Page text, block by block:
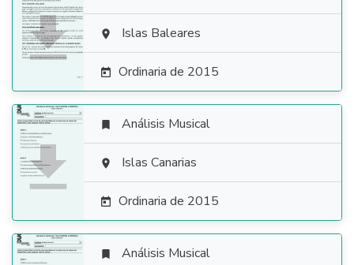
  Islas Baleares
 Ordinaria de 2015

 Análisis Musical
 Islas Canarias
 Ordinaria de 2015
 Análisis Musical